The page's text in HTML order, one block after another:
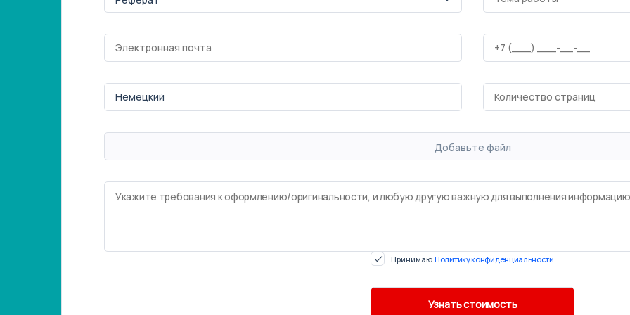
Добавьте файл
Принимаю Политику конфиденциальности